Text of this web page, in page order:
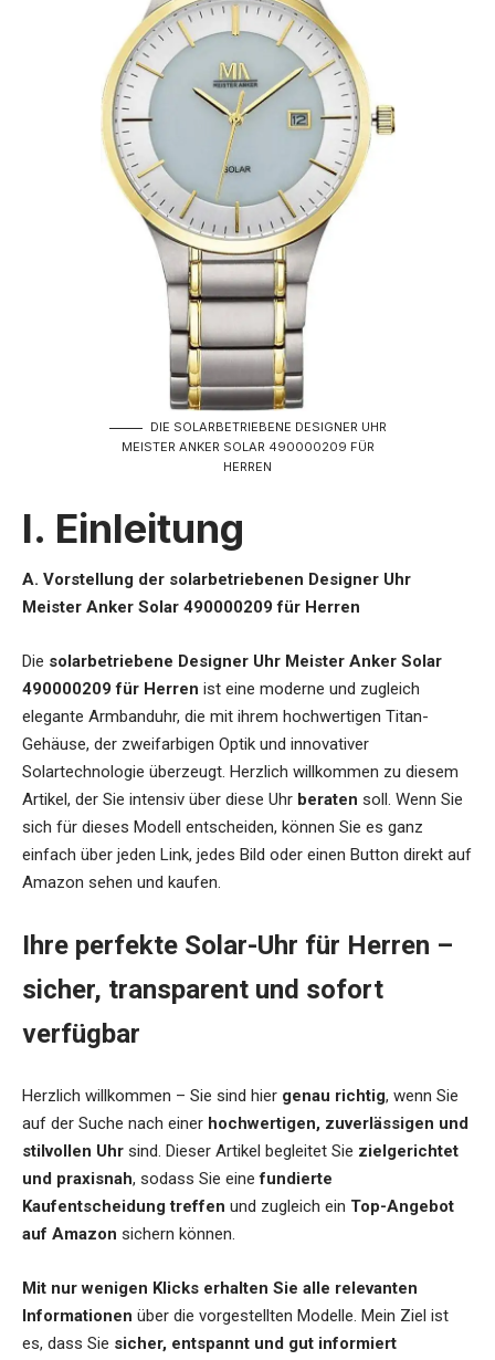
DIE SOLARBETRIEBENE DESIGNER UHR
MEISTER ANKER SOLAR 490000209 FÜR
HERREN
I. Einleitung
A. Vorstellung der solarbetriebenen Designer Uhr
Meister Anker Solar 490000209 für Herren
Die solarbetriebene Designer Uhr Meister Anker Solar
490000209 für Herren ist eine moderne und zugleich
elegante Armbanduhr, die mit ihrem hochwertigen Titan-
Gehäuse, der zweifarbigen Optik und innovativer
Solartechnologie überzeugt. Herzlich willkommen zu diesem
Artikel, der Sie intensiv über diese Uhr beraten soll. Wenn Sie
sich für dieses Modell entscheiden, können Sie es ganz
einfach über jeden Link, jedes Bild oder einen Button direkt auf
Amazon sehen und kaufen.
Ihre perfekte Solar-Uhr für Herren –
sicher, transparent und sofort
verfügbar
Herzlich willkommen – Sie sind hier genau richtig, wenn Sie
auf der Suche nach einer hochwertigen, zuverlässigen und
stilvollen Uhr sind. Dieser Artikel begleitet Sie zielgerichtet
und praxisnah, sodass Sie einefundierte
Kaufentscheidung treffen und zugleich ein Top-Angebot
auf Amazon sichern können.
Mit nur wenigen Klicks erhalten Sie alle relevanten
Informationen über die vorgestellten Modelle. Mein Ziel ist
es, dass Sie sicher, entspannt und gut informiert